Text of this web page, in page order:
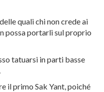
quali chi non crede ai
possa portarli sul proprio
tatuarsi in parti basse
il primo Sak Yant, poiché